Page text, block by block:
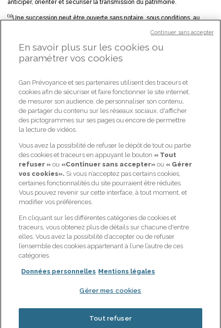
anticiper, orienter et sécuriser la transmission du patrimoine.
(1)Une succession peut être ouverte sans notaire, sous conditions, au
moins de 5 910 €, aucun testament ou aucune donation entre époux).
Pour rappel, les droits de succession peuvent atteindre jusqu’à 45%
entre parents et enfants, et jusqu’à 60% pour des parents au-delà du 4e
degré et des personnes sans lien de parenté.
Pour le détail des tranches d’imposition selon le degré de parenté, voir
: impots.gouv.fr/particulier/questions/comment-dois-je-calculer-les-
droits-de-succession.
TOUTES LES ACTUALITÉS +
NOS OFFRES
ma famille et moi
Retraite : bien préparer ma
retraite
Santé : optimiser mes
remboursements santé
Épargne : sécuriser et
dynamiser mon épargne
GAN PRÉVOYANCE
Qui sommes-nous ?
Nos actualités
Contactez-nous
Notre page Linkedin
Joindre le service client de Gan
09 69 32 35 05
Du lundi au vendredi de 8h30 à 18h
En savoir plus sur les cookies ou
paramétrer vos cookies
Gan Prévoyance et ses partenaires utilisent des traceurs et
cookies afin de sécuriser et faire fonctionner le site internet,
de mesurer son audience, de personnaliser son contenu,
de partager du contenu sur les réseaux sociaux, d'afficher
des pictogrammes sur ses pages ou encore de permettre
la lecture de vidéos.
Vous avez la possibilité de refuser le dépôt de tout ou partie
des cookies et traceurs en appuyant le bouton « Tout
refuser »ou «Continuer sans accepter»ou « Gérer
vos cookies». Si vous n’acceptez pas certains cookies,
certaines fonctionnalités du site pourraient être réduites.
Vous pouvez revenir sur cette interface, à tout moment, et
modifier vos préférences.
En cliquant sur les différentes catégories de cookies et
traceurs, vous obtenez plus de détails sur chacune d'entre
elles. Vous avez la possibilité d’accepter ou de refuser
l’ensemble des cookies appartenant à l’une l’autre de ces
catégories.
Données personnelles Mentions légales
Gérer mes cookies
Tout refuser
Continuer sans accepter